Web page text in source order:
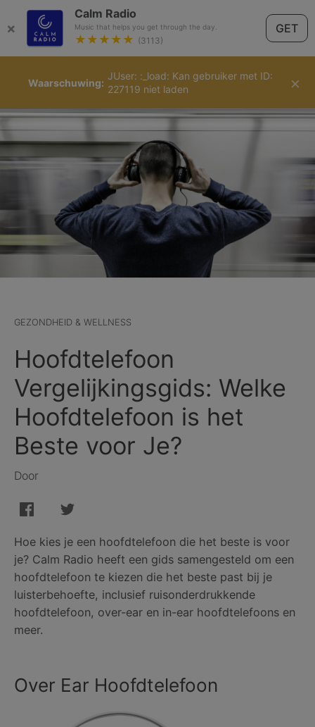
×
Calm Radio
Music that helps you get through the day.
★★★★★ (3113)
GET
×
Waarschuwing
JUser: :_load: Kan gebruiker met ID:
227119 niet laden
Nederlands
GEZONDHEID & WELLNESS
Hoofdtelefoon
Vergelijkingsgids: Welke
Hoofdtelefoon is het
Beste voor Je?
Door
Hoe kies je een hoofdtelefoon die het beste is voor
je? Calm Radio heeft een gids samengesteld om een
hoofdtelefoon te kiezen die het beste past bij je
luisterbehoefte, inclusief ruisonderdrukkende
hoofdtelefoon, over-ear en in-ear hoofdtelefoons en
meer.
Over Ear Hoofdtelefoon